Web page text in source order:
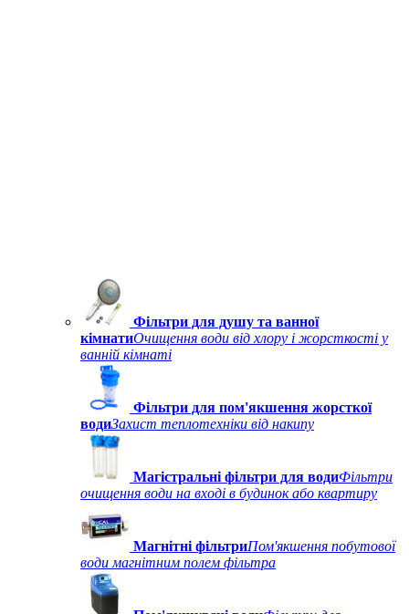
Фільтри для душу та ванної
кімнатиОчищення води від хлору і жорсткості у
ванній кімнаті
Фільтри для пом'якшення жорсткої
водиЗахист теплотехніки від накипу
Магістральні фільтри для водиФільтри
очищення води на вході в будинок або квартиру
Магнітні фільтриПом'якшення побутової
води магнітним полем фільтра